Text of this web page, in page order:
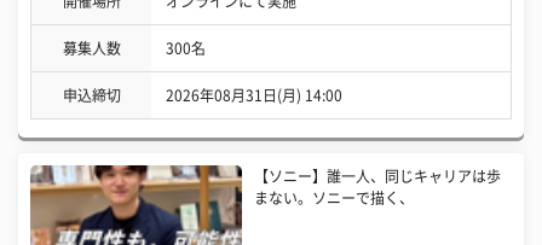
募集人数 300名
申込締切 2026年08月31日(月) 14:00
【ソニー】誰一人、同じキャリアは歩
まない。ソニーで描く、